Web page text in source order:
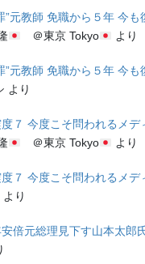
”元教師 免職から５年 今も
＠東京 Tokyo より
”元教師 免職から５年 今も
より
７ 今度こそ問われるメデ
＠東京 Tokyo より
７ 今度こそ問われるメデ
より
倍元総理見下す山本太郎